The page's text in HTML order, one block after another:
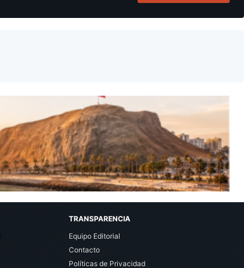
TRANSPARENCIA
Equipo Editorial
Contacto
Políticas de Privacidad